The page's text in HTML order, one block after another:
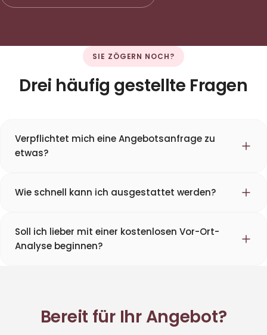
SIE ZÖGERN NOCH?
Drei häufig gestellte Fragen
Verpflichtet mich eine Angebotsanfrage zu
etwas?
Wie schnell kann ich ausgestattet werden?
Soll ich lieber mit einer kostenlosen Vor-Ort-
Analyse beginnen?
Bereit für Ihr Angebot?